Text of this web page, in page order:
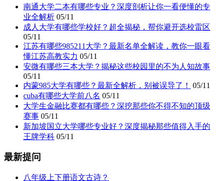
南通大学二本有哪些专业？深度剖析让你一看便懂的专
业全解析 05/11
成人大学有哪些学校好？超全揭秘，帮你避开选校雷区
05/11
江苏有哪些985211大学？最新名单全解读，教你一眼看
懂江苏高教实力 05/11
安微有哪些三本大学？揭秘这些校园里的不为人知故事
05/11
内蒙985大学有哪些？最新全解析，别被误导了！
05/11
cuba有哪些大学前八名 05/11
大学生金融比赛都有哪些？深挖那些你不得不知的顶级
赛事 05/11
新加坡国立大学哪些专业好？深度揭秘那些值得入手的
王牌学科 05/11
最新提问
八年级上下册语文古诗？